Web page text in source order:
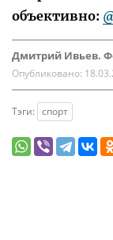
объективно:
Дмитрий Ивьев.
Опубликовано:
Тэги: спорт